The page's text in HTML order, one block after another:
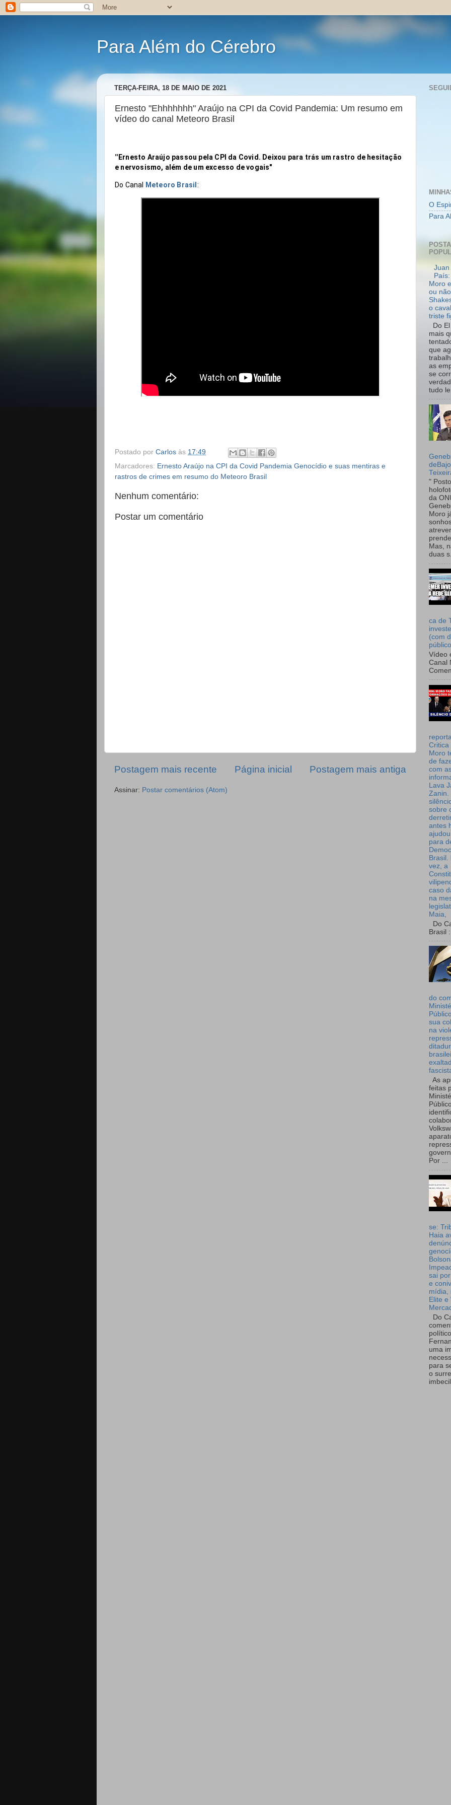
Para Além do Cérebro
TERÇA-FEIRA, 18 DE MAIO DE 2021
Ernesto "Ehhhhhhh" Araújo na CPI da Covid Pandemia: Um resumo em
vídeo do canal Meteoro Brasil
" Ernesto Araújo passou pela CPI da Covid. Deixou para trás um rastro de hesitação
e nervosismo, além de um excesso de vogais"
Do Canal Meteoro Brasil :
Postado por Carlos às 17:49
Marcadores: Ernesto Araújo na CPI da Covid Pandemia Genocídio e suas mentiras e
rastros de crimes em resumo do Meteoro Brasil
Nenhum comentário:
Postar um comentário
Postagem mais recente Postagem mais antiga
Página inicial
Assinar: Postar comentários (Atom)
O
Para
Juan
Moro
ou
o
triste
Do
mais
que
as
se
tudo
"
da
Moro
Mas,
duas
ca de
(com
Vídeo
Canal
Critica
Moro
de
com
Lava
Zanin.
sobre
antes
para
Brasil.
vez, a
caso
na
Maia,
Do
Brasil :
do
sua
na
As
feitas
Por ...
se:
Haia
sai
e
mídia,
Elite e
Do
uma
para
o